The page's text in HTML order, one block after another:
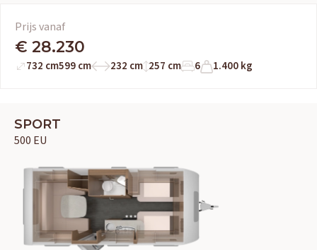
Prijs vanaf
€ 28.230
732 cm599 cm 232 cm 257 cm 6 1.400 kg
SPORT
500 EU